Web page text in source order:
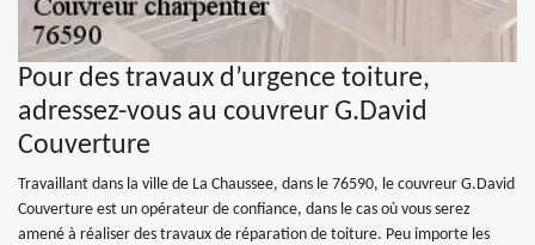
Pour des travaux d’urgence toiture,
adressez-vous au couvreur G.David
Couverture
Travaillant dans la ville de La Chaussee, dans le 76590, le couvreur G.David
Couverture est un opérateur de confiance, dans le cas où vous serez
amené à réaliser des travaux de réparation de toiture. Peu importe les